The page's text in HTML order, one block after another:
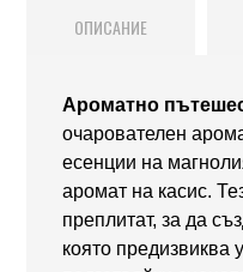
ОПИСАНИЕ
Ароматно
очарователен
есенции на
аромат на касис.
преплитат, за да
която предизвиква